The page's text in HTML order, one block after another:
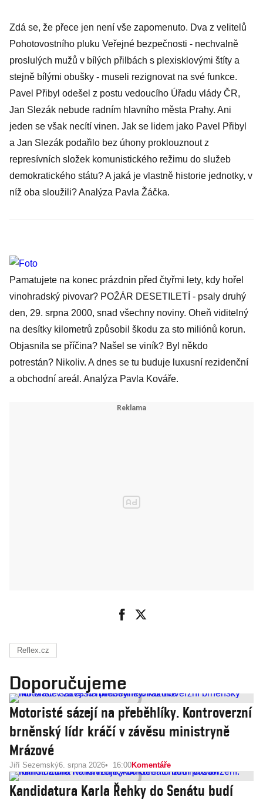
Zdá se, že přece jen není vše zapomenuto. Dva z velitelů
Pohotovostního pluku Veřejné bezpečnosti - nechvalně
proslulých mužů v bílých přilbách s plexisklovými štíty a
stejně bílými obušky - museli rezignovat na své funkce.
Pavel Přibyl odešel z postu vedoucího Úřadu vlády ČR,
Jan Slezák nebude radním hlavního města Prahy. Ani
jeden se však necítí vinen. Jak se lidem jako Pavel Přibyl
a Jan Slezák podařilo bez úhony proklouznout z
represívních složek komunistického režimu do služeb
demokratického státu? A jaká je vlastně historie jednotky, v
níž oba sloužili?Analýza Pavla Žáčka.
Pamatujete na konec prázdnin před čtyřmi lety, kdy hořel
vinohradský pivovar? POŽÁR DESETILETÍ - psaly druhý
den, 29. srpna 2000, snad všechny noviny. Oheň viditelný
na desítky kilometrů způsobil škodu za sto miliónů korun.
Objasnila se příčina? Našel se viník? Byl někdo
potrestán? Nikoliv. A dnes se tu buduje luxusní rezidenční
a obchodní areál. Analýza Pavla Kováře.
Reflex.cz
Doporučujeme
Motoristé sázejí na přeběhlíky. Kontroverzní
brněnský lídr kráčí v závěsu ministryně
Mrázové
Jiří Sezemský6. srpna 2026 16:00Komentáře
Kandidatura Karla Řehky do Senátu budí